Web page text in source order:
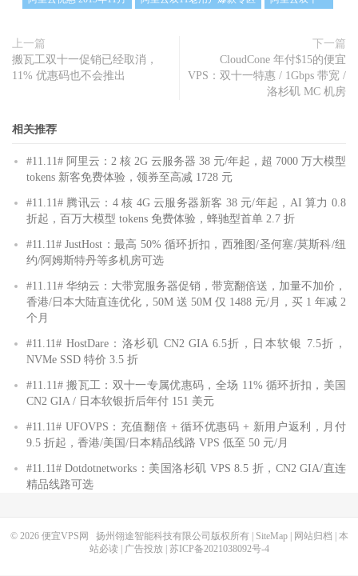
上一篇
搬瓦工双十一促销已经取消，
11% 优惠码也不会推出
下一篇
CloudCone 年付$15的便宜
VPS：双十一特惠 / 1Gbps 带宽 /
洛杉矶 MC 机房
相关推荐
#11.11# 阿里云：2 核 2G 云服务器 38 元/年起，超 7000 万大模型
tokens 新客免费体验，领券至高减 1728 元
#11.11# 腾讯云：4 核 4G 云服务器新客 38 元/年起，AI 算力 0.8
折起，百万大模型 tokens 免费体验，蜂驰型首单 2.7 折
#11.11# JustHost：最高 50% 循环折扣，西雅图/圣何塞/莫斯科/纽
约/阿姆斯特丹等多机房可选
#11.11# 华纳云：大带宽服务器促销，带宽翻倍送，加量不加价，
香港/日本大陆直连优化，50M 送 50M 仅 1488 元/月，买 1 年减 2
个月
#11.11# HostDare：洛杉矶 CN2 GIA 6.5折，日本软银 7.5折，
NVMe SSD 特价 3.5 折
#11.11# 搬瓦工：双十一专属优惠码，全场 11% 循环折扣，美国
CN2 GIA / 日本软银折后年付 151 美元
#11.11# UFOVPS：充值翻倍 + 循环优惠码 + 新用户返利，月付
9.5 折起，香港/美国/日本精品线路 VPS 低至 50 元/月
#11.11# Dotdotnetworks：美国洛杉矶 VPS 8.5 折，CN2 GIA/直连
精品线路可选
© 2026 便宜VPS网 扬州翎途智能科技有限公司版权所有 | SiteMap| 网站归档
本
站必读
广告投放| 苏ICP备2021038092号-4